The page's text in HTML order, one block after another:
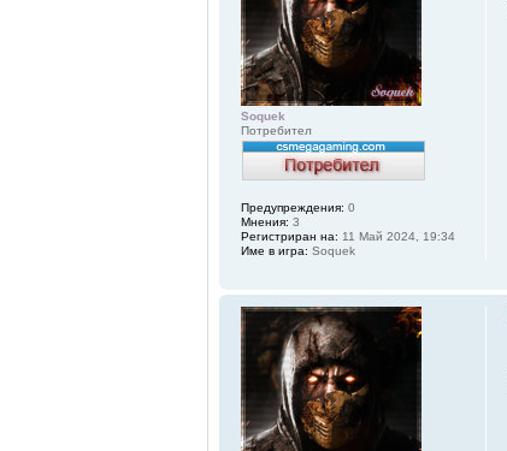
Soquek
Потребител
Предупреждения: 0
Мнения: 3
Регистриран на: 11 Май 2024, 19:34
Име в игра: Soquek